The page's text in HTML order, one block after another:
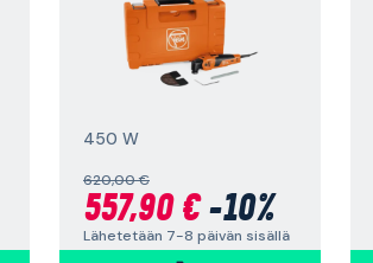
450 W
620,00 €
557,90 €-10%
Lähetetään 7-8 päivän sisällä